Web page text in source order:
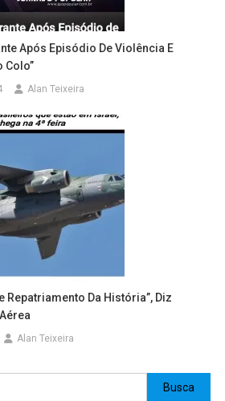
Após Episódio De Violência E
Colo”
Alan Teixeira
Repatriamento Da História”, Diz
Alan Teixeira
Busca